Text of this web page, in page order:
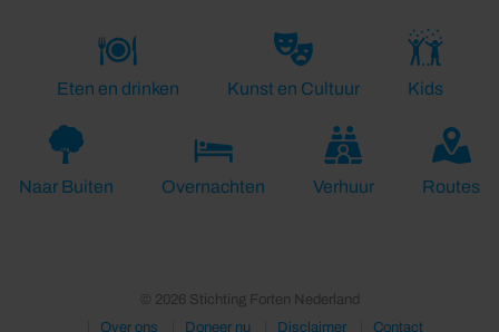
Eten en drinken Kunst en Cultuur Kids
Naar Buiten Overnachten Verhuur Routes
© 2026 Stichting Forten Nederland
Over ons
Doneer nu Disclaimer Contact